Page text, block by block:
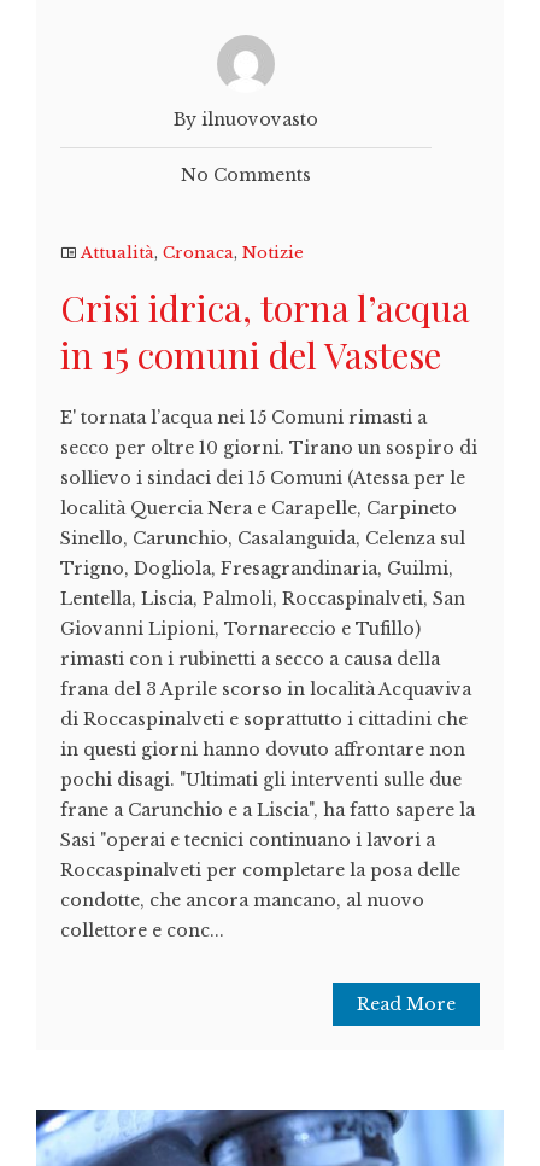
By ilnuovovasto
No Comments
Attualità, Cronaca, Notizie
Crisi idrica, torna l’acqua
in 15 comuni del Vastese
E' tornata l’acqua nei 15 Comuni rimasti a
secco per oltre 10 giorni. Tirano un sospiro di
sollievo i sindaci dei 15 Comuni (Atessa per le
località Quercia Nera e Carapelle, Carpineto
Sinello, Carunchio, Casalanguida, Celenza sul
Trigno, Dogliola, Fresagrandinaria, Guilmi,
Lentella, Liscia, Palmoli, Roccaspinalveti, San
Giovanni Lipioni, Tornareccio e Tufillo)
rimasti con i rubinetti a secco a causa della
frana del 3 Aprile scorso in località Acquaviva
di Roccaspinalveti e soprattutto i cittadini che
in questi giorni hanno dovuto affrontare non
pochi disagi. "Ultimati gli interventi sulle due
frane a Carunchio e a Liscia", ha fatto sapere la
Sasi "operai e tecnici continuano i lavori a
Roccaspinalveti per completare la posa delle
condotte, che ancora mancano, al nuovo
collettore e conc...
Read More